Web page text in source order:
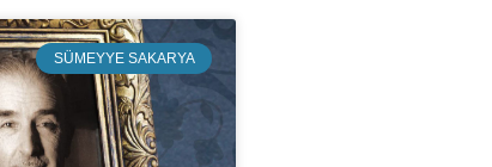
SÜMEYYE SAKARYA